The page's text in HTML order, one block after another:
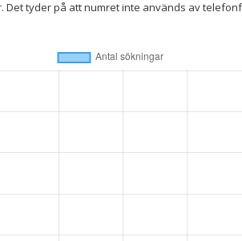
tyder på att numret inte används av